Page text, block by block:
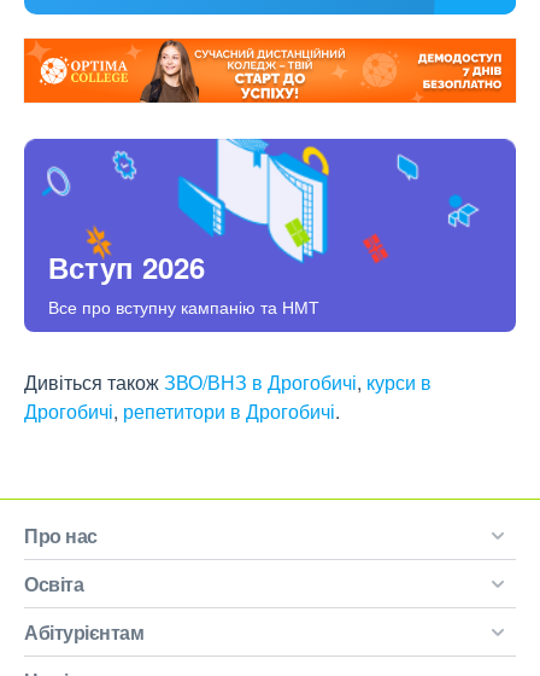
Вступ 2026
Все про вступну кампанію та НМТ
Дивіться такожЗВО/ВНЗ в Дрогобичі, курси в
Дрогобичі, репетитори в Дрогобичі.
Про нас
Освіта
Абітурієнтам